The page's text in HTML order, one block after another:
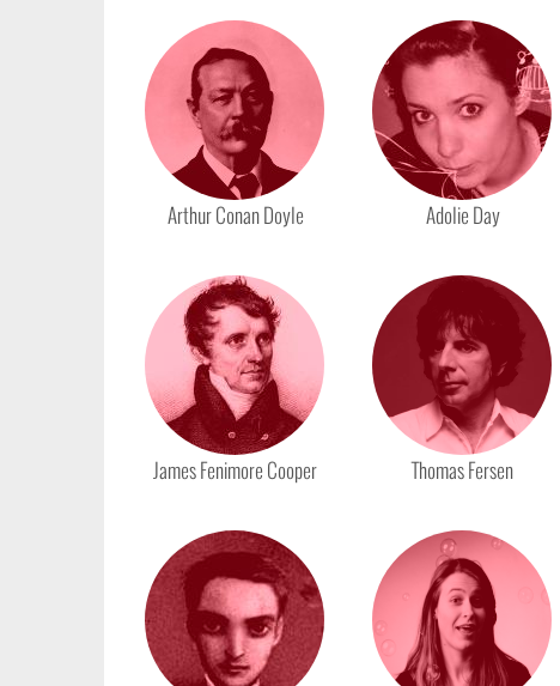
Arthur Conan Doyle Adolie Day
James Fenimore Cooper Thomas Fersen